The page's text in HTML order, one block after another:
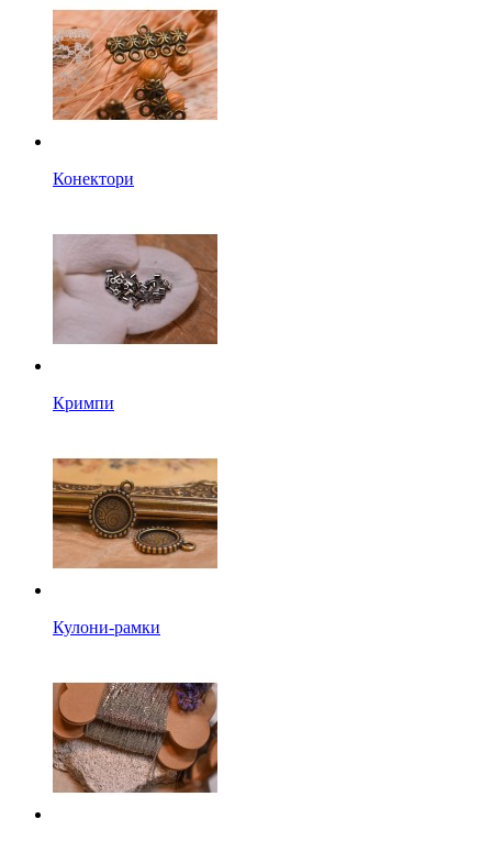
Конектори
Кримпи
Кулони-рамки